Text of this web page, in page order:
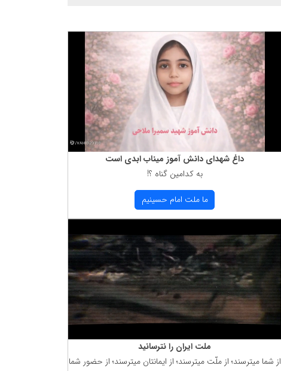
داغ شهدای دانش آموز میناب ابدی است
به كدامین گناه ؟!
ما ملت امام حسینیم
ملت ایران را نترسانید
از شما میترسند؛ از ملّت میترسند؛ از ایمانتان میترسند؛ از حضور شما